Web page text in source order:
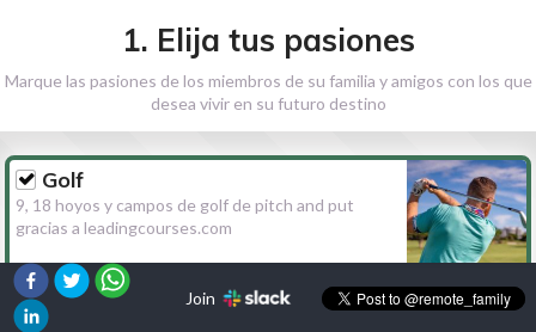
1. Elija tus pasiones
Marque las pasiones de los miembros de su familia y amigos con los que
desea vivir en su futuro destino
Golf
9, 18 hoyos y campos de golf de pitch and put
gracias a leadingcourses.com
Senderismo
Join